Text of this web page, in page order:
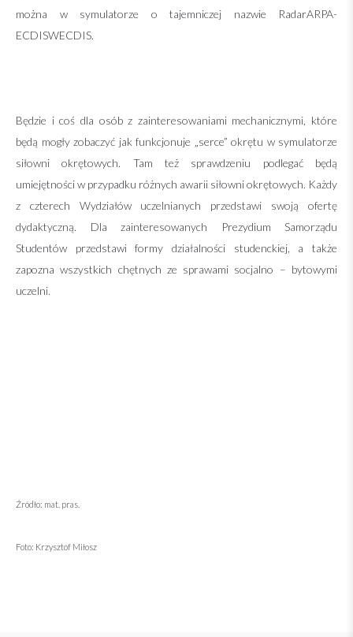
można w symulatorze o tajemniczej nazwie RadarARPA-
ECDISWECDIS.
Będzie i coś dla osób z zainteresowaniami mechanicznymi, które
będą mogły zobaczyć jak funkcjonuje „serce” okrętu w symulatorze
siłowni okrętowych. Tam też sprawdzeniu podlegać będą
umiejętności w przypadku różnych awarii siłowni okrętowych. Każdy
z czterech Wydziałów uczelnianych przedstawi swoją ofertę
dydaktyczną. Dla zainteresowanych Prezydium Samorządu
Studentów przedstawi formy działalności studenckiej, a także
zapozna wszystkich chętnych ze sprawami socjalno – bytowymi
uczelni.
Źródło: mat. pras.
Foto: Krzysztof Miłosz